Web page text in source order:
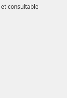
et consultable